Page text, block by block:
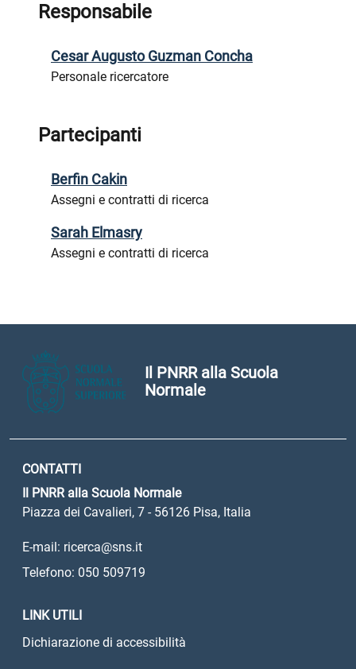
Responsabile
Cesar Augusto Guzman Concha
Personale ricercatore
Partecipanti
Berfin Cakin
Assegni e contratti di ricerca
Sarah Elmasry
Assegni e contratti di ricerca
Il PNRR alla Scuola
Normale
CONTATTI
Il PNRR alla Scuola Normale
Piazza dei Cavalieri, 7 - 56126 Pisa, Italia
E-mail: ricerca@sns.it
Telefono: 050 509719
LINK UTILI
Dichiarazione di accessibilità